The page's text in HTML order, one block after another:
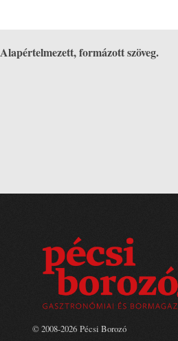
Alapértelmezett, formázott szöveg.
© 2008-2026 Pécsi Borozó